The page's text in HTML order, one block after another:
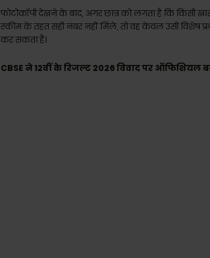
फोटोकॉपी देखने के बाद, अगर छात्र को लगता है कि किसी
स्कीम के तहत सही नंबर नहीं मिले, तो वह केवल उसी
कर सकता है।
CBSE ने 12वीं के रिजल्ट 2026 विवाद पर ऑफिशियल